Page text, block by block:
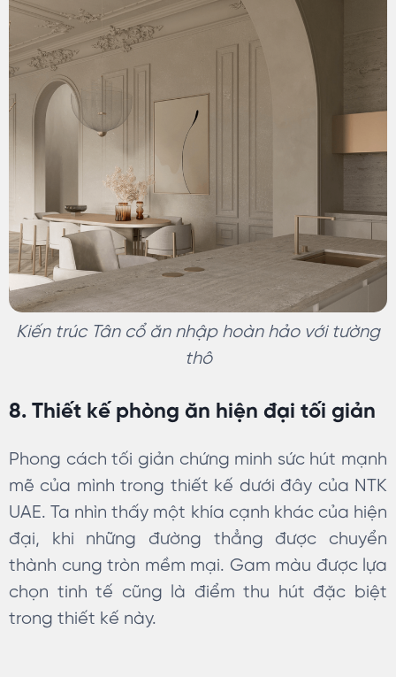
Kiến trúc Tân cổ ăn nhập hoàn hảo với tường
thô
8. Thiết kế phòng ăn hiện đại tối giản
Phong cách tối giản chứng minh sức hút mạnh
mẽ của mình trong thiết kế dưới đây của NTK
UAE. Ta nhìn thấy một khía cạnh khác của hiện
đại, khi những đường thẳng được chuyển
thành cung tròn mềm mại. Gam màu được lựa
chọn tinh tế cũng là điểm thu hút đặc biệt
trong thiết kế này.